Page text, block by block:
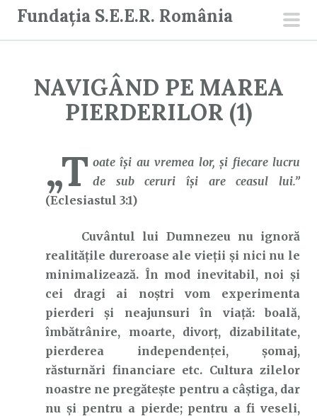
Fundația S.E.E.R. România
NAVIGÂND PE MAREA
PIERDERILOR (1)
„T oate își au vremea lor, și fiecare lucru
de sub ceruri își are ceasul lui.”
(Eclesiastul 3:1)
Cuvântul lui Dumnezeu nu ignoră
realitățile dureroase ale vieții și nici nu le
minimalizează. În mod inevitabil, noi și
cei dragi ai noștri vom experimenta
pierderi și neajunsuri în viață: boală,
îmbătrânire, moarte, divorț, dizabilitate,
pierderea independenței, șomaj,
răsturnări financiare etc. Cultura zilelor
noastre ne pregătește pentru a câștiga, dar
nu și pentru a pierde; pentru a fi veseli,